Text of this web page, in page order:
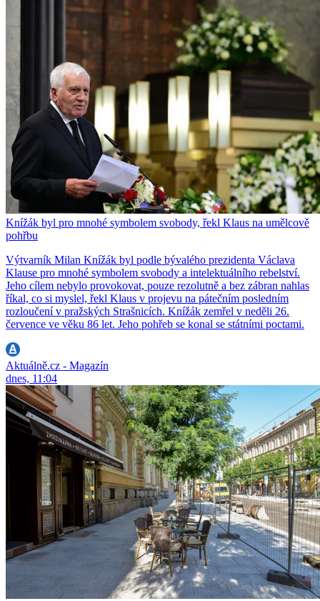
Knížák byl pro mnohé symbolem svobody, řekl Klaus na umělcově
pohřbu
Výtvarník Milan Knížák byl podle bývalého prezidenta Václava
Klause pro mnohé symbolem svobody a intelektuálního rebelství.
Jeho cílem nebylo provokovat, pouze rezolutně a bez zábran nahlas
říkal, co si myslel, řekl Klaus v projevu na pátečním posledním
rozloučení v pražských Strašnicích. Knížák zemřel v neděli 26.
července ve věku 86 let. Jeho pohřeb se konal se státními poctami.
Aktuálně.cz - Magazín
dnes, 11:04